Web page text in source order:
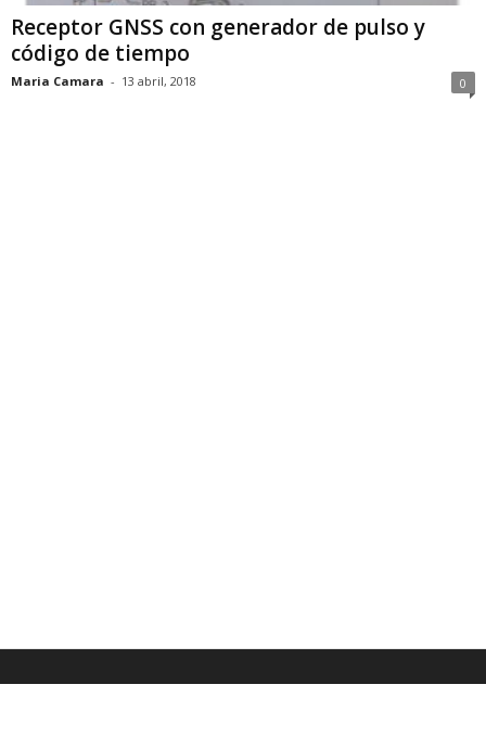
Receptor GNSS con generador de pulso y
código de tiempo
Maria Camara - 13 abril, 2018 0